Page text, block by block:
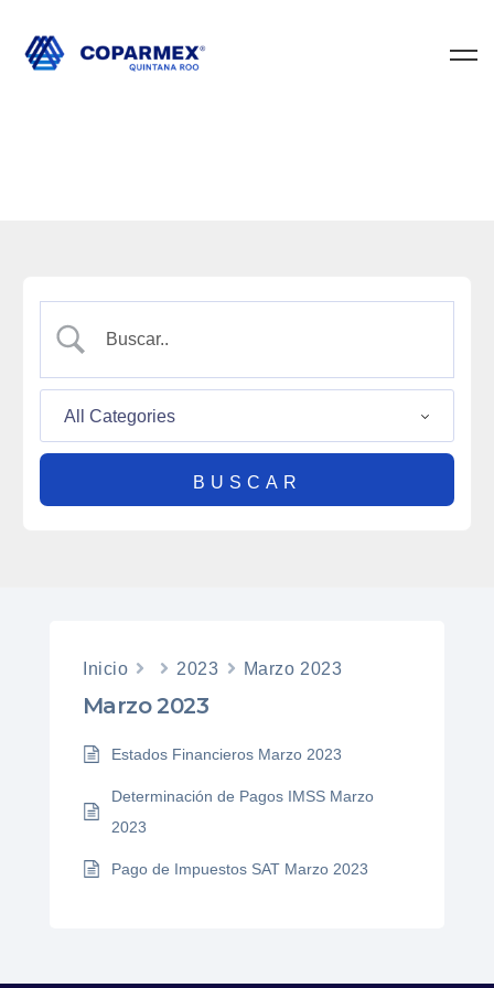
Inicio 2023 Marzo 2023
Marzo 2023
Estados Financieros Marzo 2023
Determinación de Pagos IMSS Marzo
2023
Pago de Impuestos SAT Marzo 2023